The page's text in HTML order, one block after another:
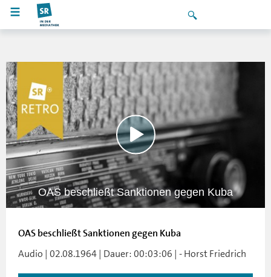
OAS beschließt Sanktionen gegen Kuba
OAS beschließt Sanktionen gegen Kuba
Audio | 02.08.1964 | Dauer: 00:03:06 | - Horst Friedrich